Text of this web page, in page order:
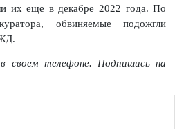
их еще в декабре 2022 года. По
обвиняемые подожгли
своем телефоне. Подпишись на